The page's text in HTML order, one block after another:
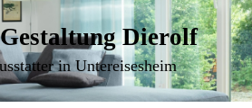
Dierolf
in Untereisesheim